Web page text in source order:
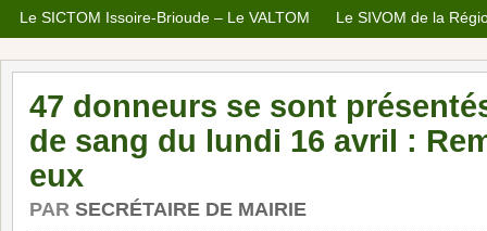
Le SICTOM Issoire-Brioude – Le VALTOM Le SIVOM de la
47 donneurs se sont
de sang du lundi 16 avril :
eux
PAR SECRÉTAIRE DE MAIRIE